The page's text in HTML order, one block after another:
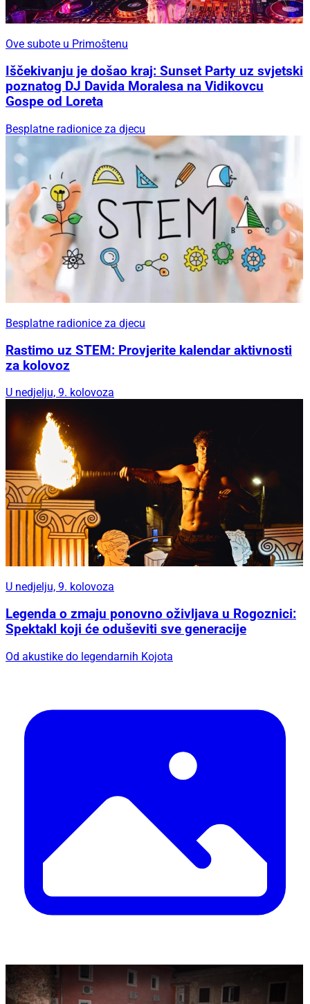
Ove subote u Primoštenu
Iščekivanju je došao kraj: Sunset Party uz svjetski
poznatog DJ Davida Moralesa na Vidikovcu
Gospe od Loreta
Besplatne radionice za djecu
Besplatne radionice za djecu
Rastimo uz STEM: Provjerite kalendar aktivnosti
za kolovoz
U nedjelju, 9. kolovoza
U nedjelju, 9. kolovoza
Legenda o zmaju ponovno oživljava u Rogoznici:
Spektakl koji će oduševiti sve generacije
Od akustike do legendarnih Kojota